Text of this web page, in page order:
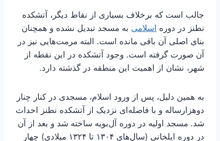
جالب است که برخلاف بسیاری از نقاط دیگر، آتشکده
نطنز در دوره اسلامی به مسجد تبدیل نشده و همچنان
بنای اصلی آن باقی مانده است. البته مرمت‌هایی نیز در
آن صورت گرفته است. وجود آتشکده در این نقطه از
شهر، نشان از اهمیت این منطقه در گذشته دارد.
به همین دلیل، پس از ورود اسلام، مسجدی در کنار چنار
دوهزارساله و با فاصله‌ای نزدیک از آتشکده نطنز احداث
شد. مسجد اولیه در دوره آل‌بویه ساخته شد و بعد از آن
در دوره ایلخانی (سال‌های ۱۳۰۴ تا ۱۳۲۴ میلادی) چهار